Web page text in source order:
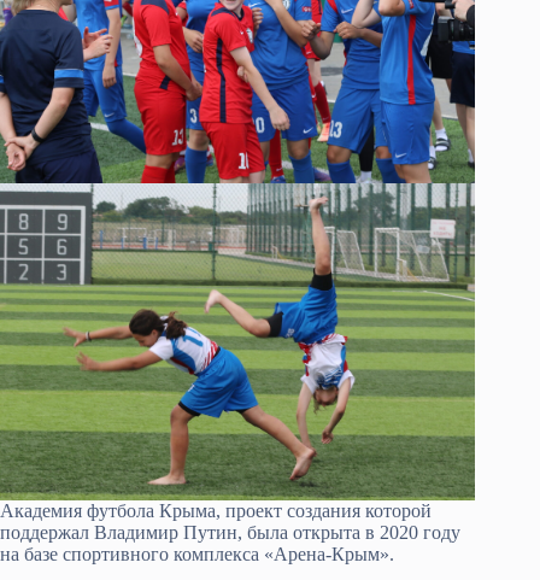
Академия футбола Крыма, проект создания которой
поддержал Владимир Путин, была открыта в 2020 году
на базе спортивного комплекса «Арена-Крым».